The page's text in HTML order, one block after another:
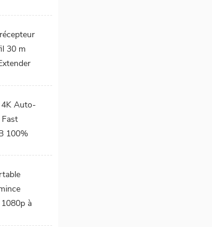
30 m
pour les
Auto-
100%
pour
à